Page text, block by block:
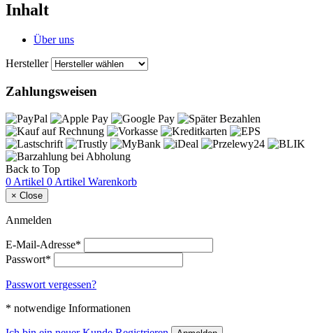
Inhalt
Über uns
Hersteller
Zahlungsweisen
Back to Top
0 Artikel 0 Artikel Warenkorb
× Close
Anmelden
E-Mail-Adresse*
Passwort*
Passwort vergessen?
* notwendige Informationen